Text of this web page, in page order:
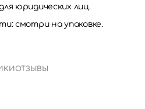
юридических лиц.
смотри на упаковке.
ОТЗЫВЫ